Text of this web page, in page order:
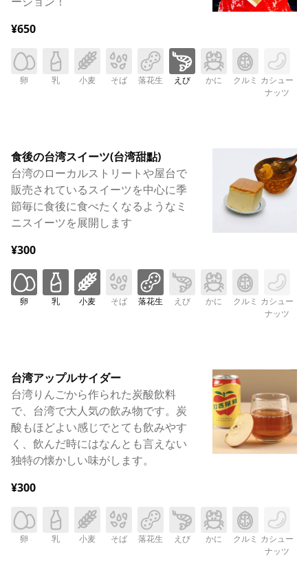
¥650
卵 乳 小麦 そば 落花生 えび かに クルミ カシュー
ナッツ
食後の台湾スイーツ(台湾甜點)
台湾のローカルストリートや屋台で
販売されているスイーツを中心に季
節毎に食後に食べたくなるようなミ
ニスイーツを展開します
¥300
卵 乳 小麦 そば 落花生 えび かに クルミ カシュー
ナッツ
台湾アップルサイダー
台湾りんごから作られた炭酸飲料
で、台湾で大人気の飲み物です。炭
酸もほどよい感じでとても飲みやす
く、飲んだ時にはなんとも言えない
独特の懐かしい味がします。
¥300
卵 乳 小麦 そば 落花生 えび かに クルミ カシュー
ナッツ